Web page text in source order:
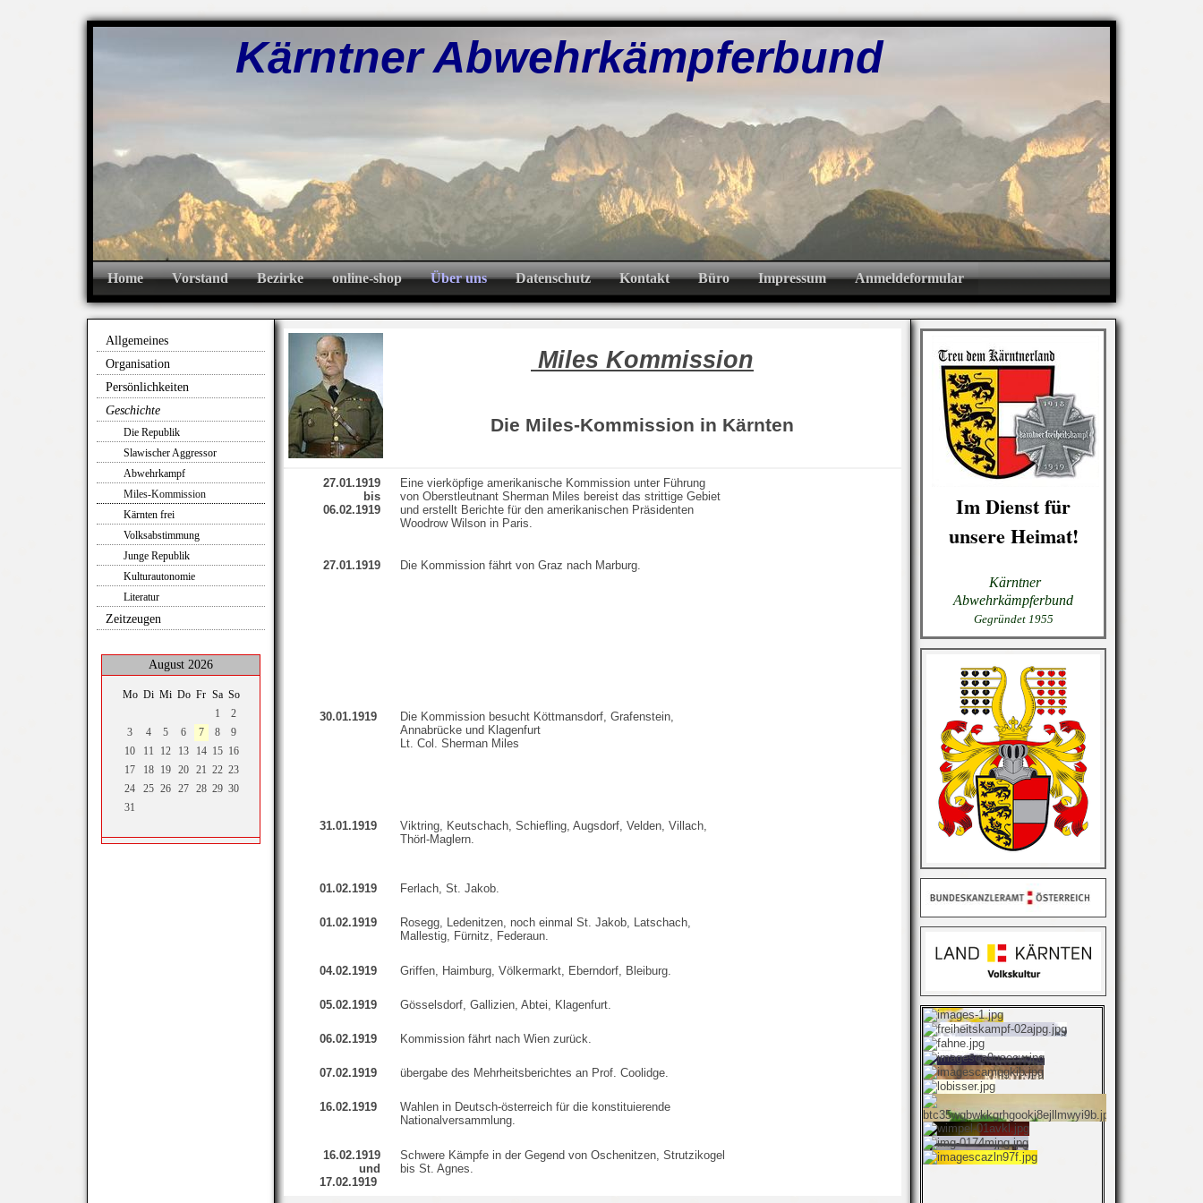
Kärntner Abwehrkämpferbund
Home Vorstand Bezirke online-shop Über uns Datenschutz Kontakt Büro Impressum Anmeldeformular
Allgemeines
Organisation
Persönlichkeiten
Geschichte
Die Republik
Slawischer Aggressor
Abwehrkampf
Miles-Kommission
Kärnten frei
Volksabstimmung
Junge Republik
Kulturautonomie
Literatur
Zeitzeugen
August 2026
Mo Di Mi Do Fr Sa So
1
2
3
4 5 6 7 8
9
10
11 12 13 14 15 16
17
18 19 20 21 22 23
24
25 26 27 28 29 30
31
Im Dienst für
unsere Heimat!
Kärntner
Abwehrkämpferbund
Gegründet 1955
Miles Kommission
Die Miles-Kommission in Kärnten
27.01.1919
bis
06.02.1919
Eine vierköpfige amerikanische Kommission unter Führung
von Oberstleutnant Sherman Miles bereist das strittige Gebiet
und erstellt Berichte für den amerikanischen Präsidenten
Woodrow Wilson in Paris.
27.01.1919 Die Kommission fährt von Graz nach Marburg.
30.01.1919
Die Kommission besucht Köttmansdorf, Grafenstein,
Annabrücke und Klagenfurt
Lt. Col. Sherman Miles
31.01.1919
Viktring, Keutschach, Schiefling, Augsdorf, Velden, Villach,
Thörl-Maglern.
01.02.1919 Ferlach, St. Jakob.
01.02.1919
Rosegg, Ledenitzen, noch einmal St. Jakob, Latschach,
Mallestig, Fürnitz, Federaun.
04.02.1919 Griffen, Haimburg, Völkermarkt, Eberndorf, Bleiburg.
05.02.1919 Gösselsdorf, Gallizien, Abtei, Klagenfurt.
06.02.1919 Kommission fährt nach Wien zurück.
07.02.1919 übergabe des Mehrheitsberichtes an Prof. Coolidge.
16.02.1919
Wahlen in Deutsch-österreich für die konstituierende
Nationalversammlung.
16.02.1919
und
17.02.1919
Schwere Kämpfe in der Gegend von Oschenitzen, Strutzikogel
bis St. Agnes.